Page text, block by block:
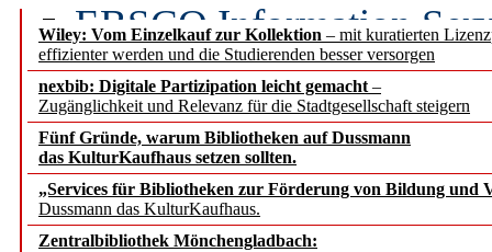
Wiley: Vom Einzelkauf zur Kollektion – mit kuratierten
effizienter werden und die Studierenden besser versorgen
nexbib: Digitale Partizipation leicht gemacht –
Zugänglichkeit und Relevanz für die Stadtgesellschaft steigern
Fünf Gründe, warum Bibliotheken auf Dussmann
das KulturKaufhaus setzen sollten.
„Services für Bibliotheken zur Förderung von Bildung und
Dussmann das KulturKaufhaus.
Zentralbibliothek Mönchengladbach:
EBSCO Information
Recherchefunktionen in
Sorbisches Institut neu
Geschichte und
Künstliche Intelligenz